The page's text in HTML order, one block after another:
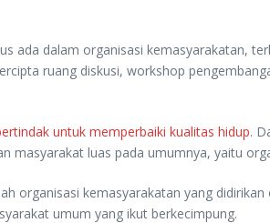
dalam organisasi kemasyarakatan,
ruang diskusi, workshop
untuk memperbaiki kualitas hidup.
luas pada umumnya, yaitu
organisasi kemasyarakatan yang
umum yang ikut berkecimpung.